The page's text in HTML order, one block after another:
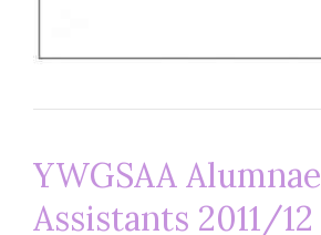
YWGSAA Alumnae
Assistants 2011/12